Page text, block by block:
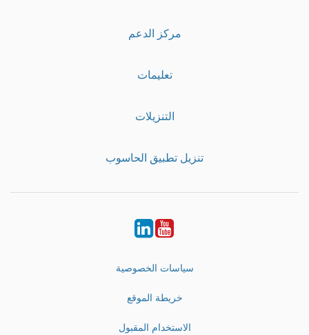
مركز الدعم
تعليمات
التنزيلات
تنزيل تطبيق الحاسوب
Youtube
LinkedIn
سياسات الخصوصية
خريطة الموقع
الاستخدام المقبول